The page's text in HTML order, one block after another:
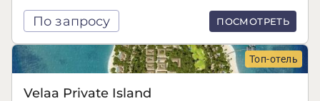
По запросу ПОСМОТРЕТЬ
Топ-отель
Velaa Private Island